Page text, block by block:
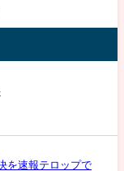
を速報テロップで